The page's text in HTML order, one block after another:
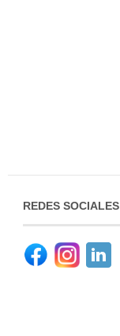
REDES SOCIALES
·· ··